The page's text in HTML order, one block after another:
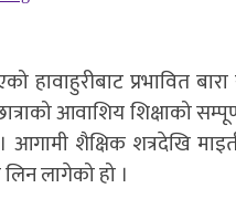
प्रभावित बारा
आवाशिय शिक्षाको
शैक्षिक शत्रदेखि
लागेको हो ।